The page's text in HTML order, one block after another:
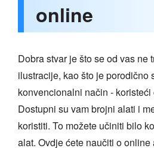
online
Dobra stvar je što se od vas ne
ilustracije, kao što je porodično
konvencionalni način - koristeći
Dostupni su vam brojni alati i
koristiti. To možete učiniti bilo
alat. Ovdje ćete naučiti o